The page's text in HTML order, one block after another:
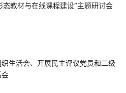
态教材与在线课程建设”主题研讨会
生活会、开展民主评议党员和二级
会